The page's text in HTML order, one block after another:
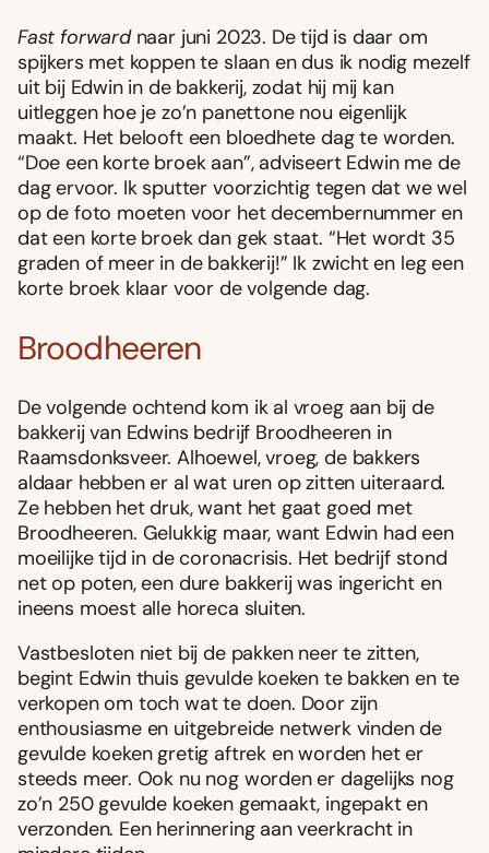
Fast forwardnaar juni 2023. De tijd is daar om
spijkers met koppen te slaan en dus ik nodig mezelf
uit bij Edwin in de bakkerij, zodat hij mij kan
uitleggen hoe je zo’n panettone nou eigenlijk
maakt. Het belooft een bloedhete dag te worden.
“Doe een korte broek aan”, adviseert Edwin me de
dag ervoor. Ik sputter voorzichtig tegen dat we wel
op de foto moeten voor het decembernummer en
dat een korte broek dan gek staat. “Het wordt 35
graden of meer in de bakkerij!” Ik zwicht en leg een
korte broek klaar voor de volgende dag.
Broodheeren
De volgende ochtend kom ik al vroeg aan bij de
bakkerij van Edwins bedrijf Broodheeren in
Raamsdonksveer. Alhoewel, vroeg, de bakkers
aldaar hebben er al wat uren op zitten uiteraard.
Ze hebben het druk, want het gaat goed met
Broodheeren. Gelukkig maar, want Edwin had een
moeilijke tijd in de coronacrisis. Het bedrijf stond
net op poten, een dure bakkerij was ingericht en
ineens moest alle horeca sluiten.
Vastbesloten niet bij de pakken neer te zitten,
begint Edwin thuis gevulde koeken te bakken en te
verkopen om toch wat te doen. Door zijn
enthousiasme en uitgebreide netwerk vinden de
gevulde koeken gretig aftrek en worden het er
steeds meer. Ook nu nog worden er dagelijks nog
zo’n 250 gevulde koeken gemaakt, ingepakt en
verzonden. Een herinnering aan veerkracht in